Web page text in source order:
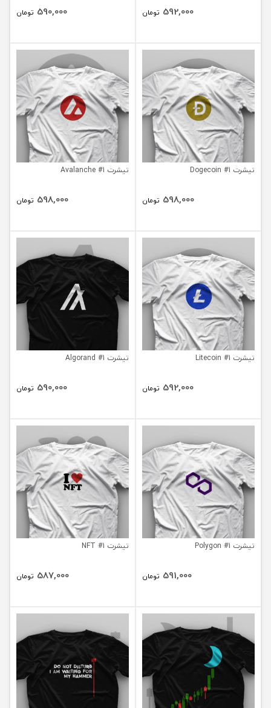
592,000 تومان 590,000 تومان
تیشرت Dogecoin #1
598,000 تومان
تیشرت Avalanche #1
598,000 تومان
تیشرت Litecoin #1
592,000 تومان
تیشرت Algorand #1
590,000 تومان
تیشرت Polygon #1
591,000 تومان
تیشرت NFT #1
587,000 تومان